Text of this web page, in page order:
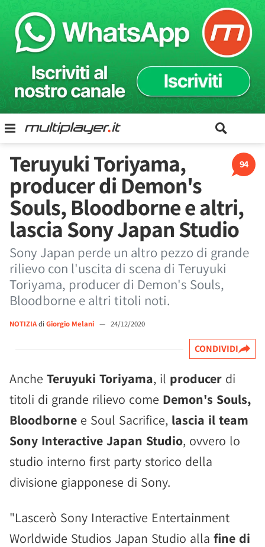
94
Teruyuki Toriyama,
producer di Demon's
Souls, Bloodborne e altri,
lascia Sony Japan Studio
Sony Japan perde un altro pezzo di grande
rilievo con l'uscita di scena di Teruyuki
Toriyama, producer di Demon's Souls,
Bloodborne e altri titoli noti.
NOTIZIAdi Giorgio Melani — 24/12/2020
CONDIVIDI
Anche Teruyuki Toriyama, il producer di
titoli di grande rilievo come Demon's Souls,
Bloodborne e Soul Sacrifice, lascia il team
Sony Interactive Japan Studio, ovvero lo
studio interno first party storico della
divisione giapponese di Sony.
"Lascerò Sony Interactive Entertainment
Worldwide Studios Japan Studio alla fine di